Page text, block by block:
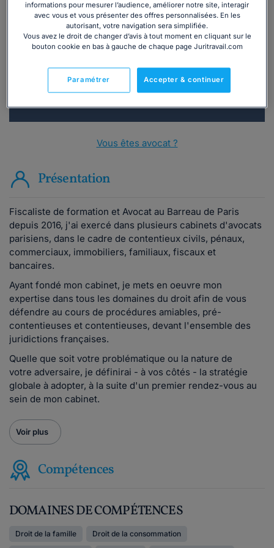
Vous souhaitez une consultation par
téléphone ?
Consulter immédiatement
ou appelez le01 75 75 42 33(8h à 21h du lundi au
Vous êtes avocat ?
Présentation
Fiscaliste de formation et Avocat au Barreau de Paris
depuis 2016, j'ai exercé dans plusieurs cabinets d'avocats
parisiens, dans le cadre de contentieux civils, pénaux,
commerciaux, immobiliers, familiaux, fiscaux et
bancaires.
Ayant fondé mon cabinet, je mets en oeuvre mon
expertise dans tous les domaines du droit afin de vous
défendre au cours de procédures amiables, pré-
contentieuses et contentieuses, devant l'ensemble des
juridictions françaises.
Quelle que soit votre problématique ou la nature de
votre adversaire, je définirai - à vos côtés - la stratégie
globale à adopter, à la suite d'un premier rendez-vous au
sein de mon cabinet.
Voir plus
Compétences
DOMAINES DE COMPÉTENCES
Droit de la famille Droit de la consommation
informations pour mesurer l’audience, améliorer notre site, interagir
avec vous et vous présenter des offres personnalisées. En les
autorisant, votre navigation sera simplifiée.
Vous avez le droit de changer d’avis à tout moment en cliquant sur le
bouton cookie en bas à gauche de chaque page Juritravail.com
Accepter & continuer
Paramétrer